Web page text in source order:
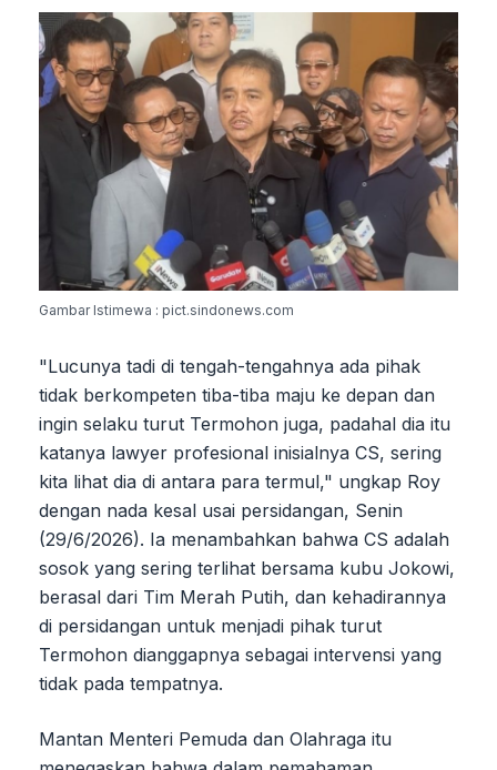
Gambar Istimewa : pict.sindonews.com
"Lucunya tadi di tengah-tengahnya ada pihak
tidak berkompeten tiba-tiba maju ke depan dan
ingin selaku turut Termohon juga, padahal dia itu
katanya lawyer profesional inisialnya CS, sering
kita lihat dia di antara para termul," ungkap Roy
dengan nada kesal usai persidangan, Senin
(29/6/2026). Ia menambahkan bahwa CS adalah
sosok yang sering terlihat bersama kubu Jokowi,
berasal dari Tim Merah Putih, dan kehadirannya
di persidangan untuk menjadi pihak turut
Termohon dianggapnya sebagai intervensi yang
tidak pada tempatnya.
Mantan Menteri Pemuda dan Olahraga itu